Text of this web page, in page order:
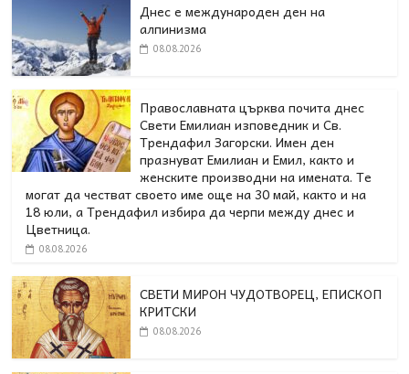
Днес е международен ден на
алпинизма
08.08.2026
Православната църква почита днес
Свети Емилиан изповедник и Св.
Трендафил Загорски. Имен ден
празнуват Емилиан и Емил, както и
женските производни на имената. Те
могат да честват своето име още на 30 май, както и на
18 юли, а Трендафил избира да черпи между днес и
Цветница.
08.08.2026
СВЕТИ МИРОН ЧУДОТВОРЕЦ, ЕПИСКОП
КРИТСКИ
08.08.2026